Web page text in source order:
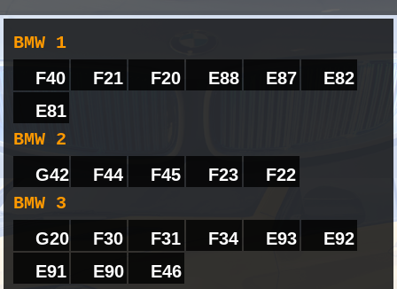
BMW 1
F40 F21 F20 E88 E87
E82
E81
BMW 2
G42 F44 F45 F23 F22
BMW 3
G20 F30 F31 F34 E93
E92
E91
E90 E46